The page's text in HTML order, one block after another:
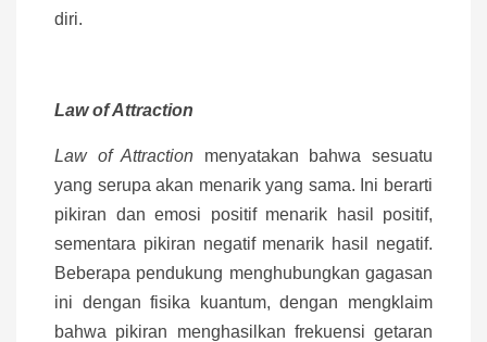
diri.
Law of Attraction
Law of Attraction menyatakan bahwa sesuatu
yang serupa akan menarik yang sama. Ini berarti
pikiran dan emosi positif menarik hasil positif,
sementara pikiran negatif menarik hasil negatif.
Beberapa pendukung menghubungkan gagasan
ini dengan fisika kuantum, dengan mengklaim
bahwa pikiran menghasilkan frekuensi getaran